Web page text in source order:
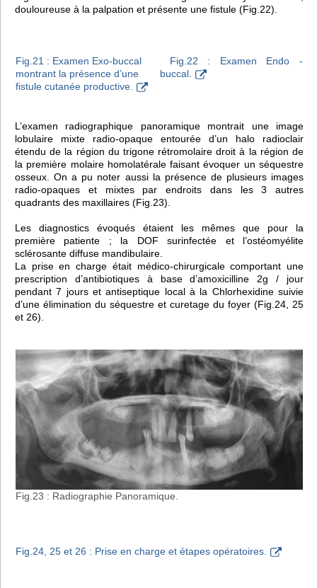
douloureuse à la palpation et présente une fistule (Fig.22).
Fig.21 : Examen Exo-buccal
montrant la présence d’une
fistule cutanée productive.
Fig.22 : Examen Endo -
buccal.
L’examen radiographique panoramique montrait une image
lobulaire mixte radio-opaque entourée d’un halo radioclair
étendu de la région du trigone rétromolaire droit à la région de
la première molaire homolatérale faisant évoquer un séquestre
osseux. On a pu noter aussi la présence de plusieurs images
radio-opaques et mixtes par endroits dans les 3 autres
quadrants des maxillaires (Fig.23).
Les diagnostics évoqués étaient les mêmes que pour la
première patiente ; la DOF surinfectée et l’ostéomyélite
sclérosante diffuse mandibulaire.
La prise en charge était médico-chirurgicale comportant une
prescription d’antibiotiques à base d’amoxicilline 2g / jour
pendant 7 jours et antiseptique local à la Chlorhexidine suivie
d’une élimination du séquestre et curetage du foyer (Fig.24, 25
et 26).
Fig.23 : Radiographie Panoramique.
Fig.24, 25 et 26 : Prise en charge et étapes opératoires.